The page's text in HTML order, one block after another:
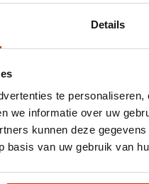
Details
te
we informatie over uw
kunnen deze
basis van uw gebruik van
Klant aan het
– Lithium Safety